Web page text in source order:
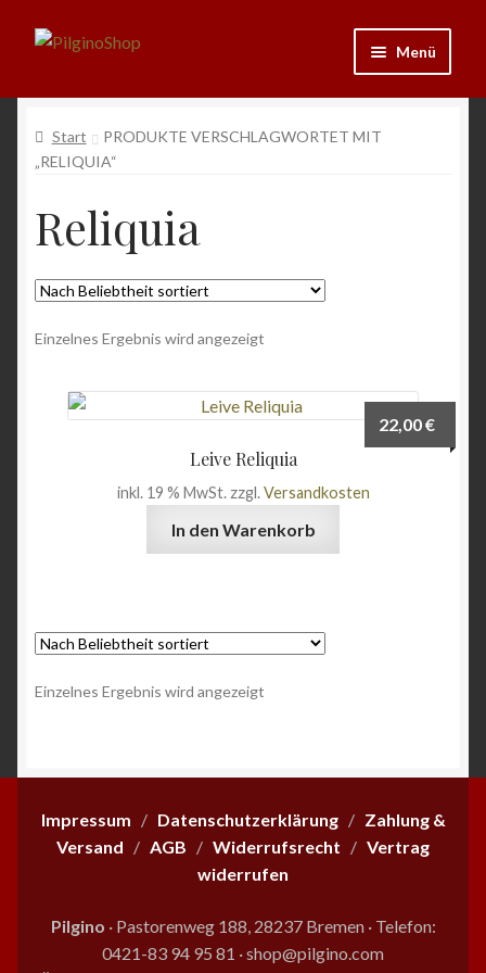
Zur
springen
Zum
springen
Menü
Ausrüstung
Kleidung
Bücher
Schmuck
Andenken
Start
PRODUKTE VERSCHLAGWORTET MIT
„RELIQUIA“
Reliquia
Einzelnes Ergebnis wird angezeigt
Leive Reliquia
22,00€
inkl. 19 % MwSt. zzgl.Versandkosten
In den Warenkorb
Einzelnes Ergebnis wird angezeigt
Impressum / Datenschutzerklärung/ Zahlung &
Versand / AGB / Widerrufsrecht / Vertrag
widerrufen
Pilgino · Pastorenweg 188, 28237 Bremen ·Telefon:
0421-83 94 95 81 ·shop@pilgino.com